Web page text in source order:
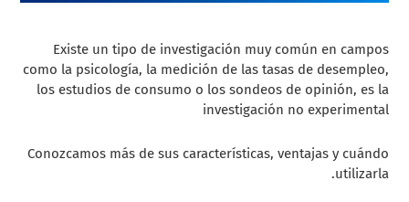
Existe un tipo de investigación muy común en campos
como la psicología, la medición de las tasas de desempleo,
los estudios de consumo o los sondeos de opinión, es la
investigación no experimental
Conozcamos más de sus características, ventajas y cuándo
utilizarla.